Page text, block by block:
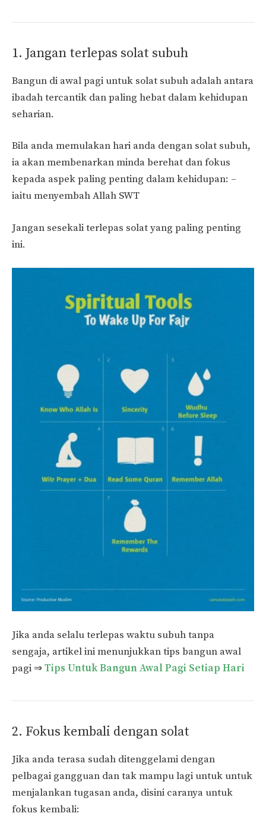
1. Jangan terlepas solat subuh
Bangun di awal pagi untuk solat subuh adalah antara
ibadah tercantik dan paling hebat dalam kehidupan
seharian.
Bila anda memulakan hari anda dengan solat subuh,
ia akan membenarkan minda berehat dan fokus
kepada aspek paling penting dalam kehidupan: –
iaitu menyembah Allah SWT
Jangan sesekali terlepas solat yang paling penting
ini.
Jika anda selalu terlepas waktu subuh tanpa
sengaja, artikel ini menunjukkan tips bangun awal
pagi ⇒Tips Untuk Bangun Awal Pagi Setiap Hari
2. Fokus kembali dengan solat
Jika anda terasa sudah ditenggelami dengan
pelbagai gangguan dan tak mampu lagi untuk untuk
menjalankan tugasan anda, disini caranya untuk
fokus kembali: